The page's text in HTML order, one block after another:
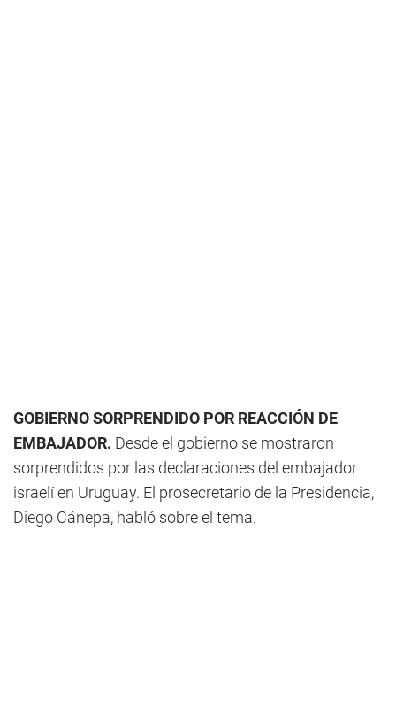
GOBIERNO SORPRENDIDO POR REACCIÓN DE
EMBAJADOR. Desde el gobierno se mostraron
sorprendidos por las declaraciones del embajador
israelí en Uruguay. El prosecretario de la Presidencia,
Diego Cánepa, habló sobre el tema.